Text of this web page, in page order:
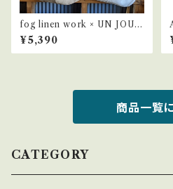
fog linen work × UN JOUR
リネン ワンハンドル バッグ
¥5,390
商品一覧
CATEGORY